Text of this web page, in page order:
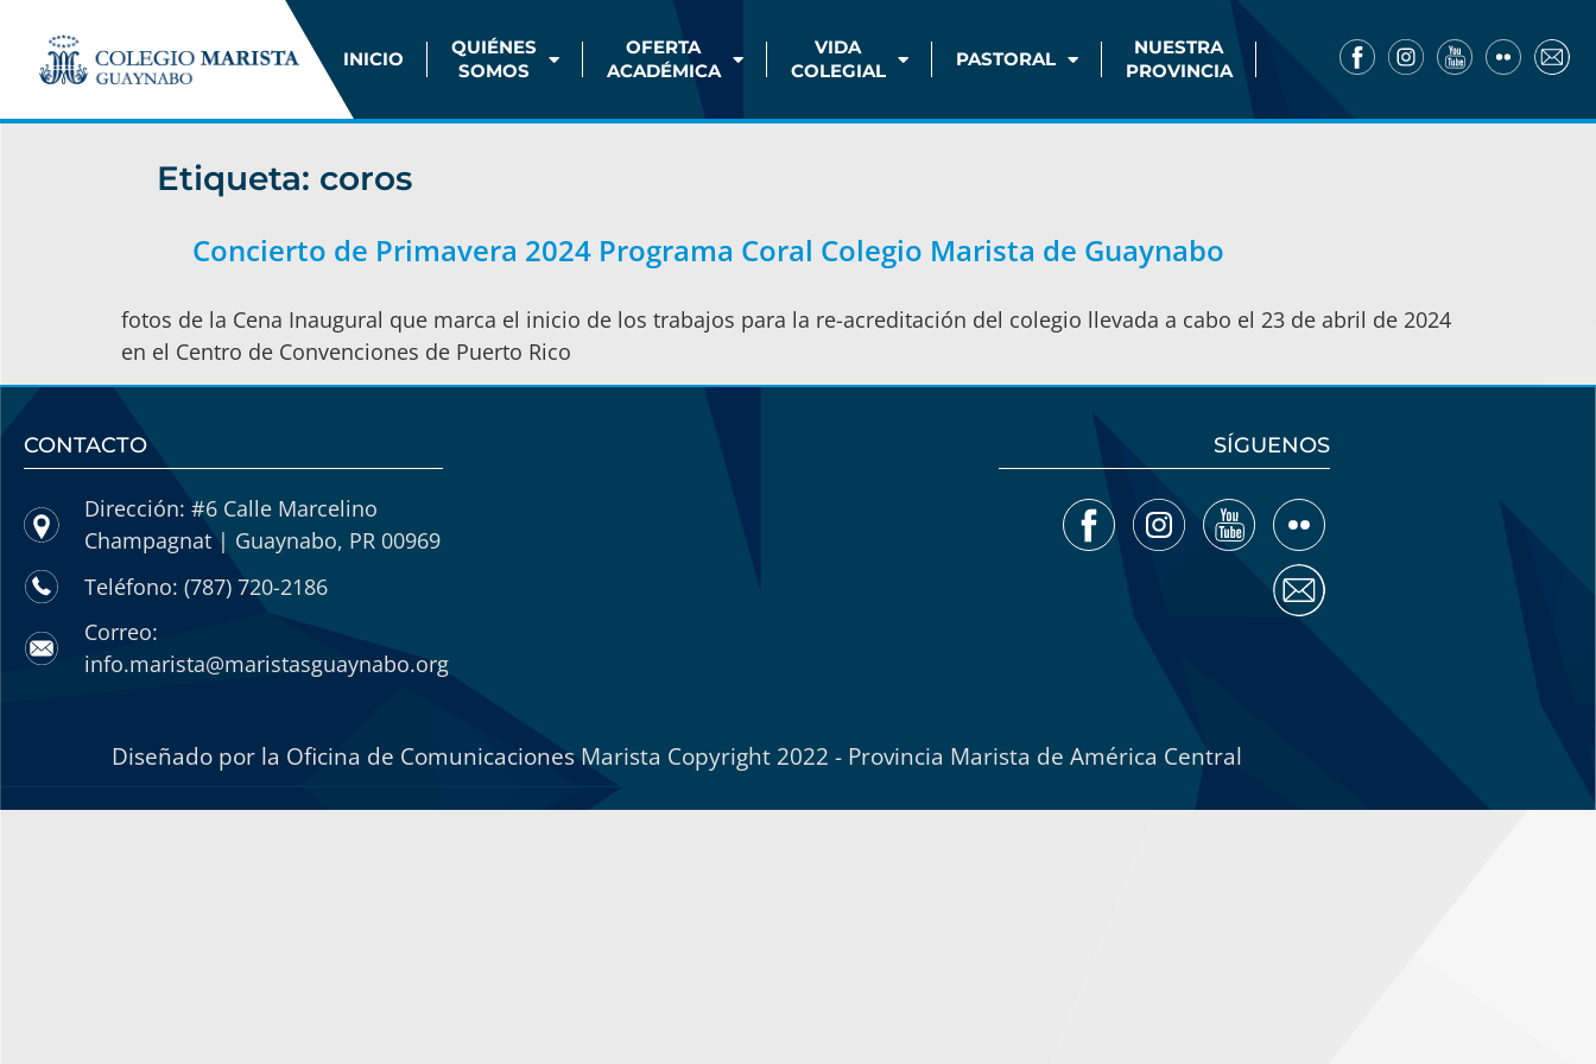
INICIO
QUIÉNES
SOMOS
OFERTA
ACADÉMICA
VIDA
COLEGIAL
PASTORAL
NUESTRA
PROVINCIA
Etiqueta: coros
Concierto de Primavera 2024 Programa Coral Colegio Marista de Guaynabo
fotos de la Cena Inaugural que marca el inicio de los trabajos para la re-acreditación del colegio llevada a cabo el 23 de abril de 2024
en el Centro de Convenciones de Puerto Rico
CONTACTO
Dirección: #6 Calle Marcelino
Champagnat | Guaynabo, PR 00969
Teléfono: (787) 720-2186
Correo:
info.marista@maristasguaynabo.org
SÍGUENOS
Diseñado por la Oficina de Comunicaciones Marista Copyright 2022 - Provincia Marista de América Central